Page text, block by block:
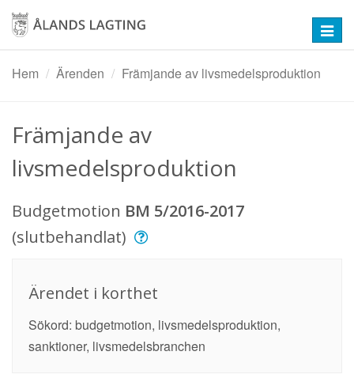
Hoppa
huvudinnehåll
Hem
Ärenden Främjande av livsmedelsproduktion
Främjande av
livsmedelsproduktion
Budgetmotion BM 5/2016-2017
(slutbehandlat)
Ärendet i korthet
Sökord: budgetmotion, livsmedelsproduktion,
sanktioner, livsmedelsbranchen